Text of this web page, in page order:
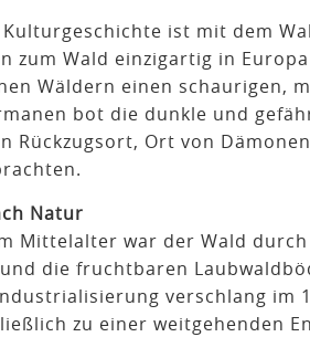
ist mit dem
zum Wald einzigartig in
Wäldern einen schaurigen,
bot die dunkle und
Rückzugsort, Ort von
Natur
Mittelalter war der Wald
die fruchtbaren
verschlang im
zu einer weitgehenden